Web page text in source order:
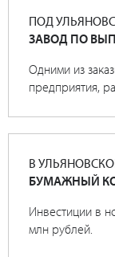
ПОД
ЗАВОД ПО
Одними из
предприятия,
В
БУМАЖНЫЙ
Инвестиции в
млн рублей.